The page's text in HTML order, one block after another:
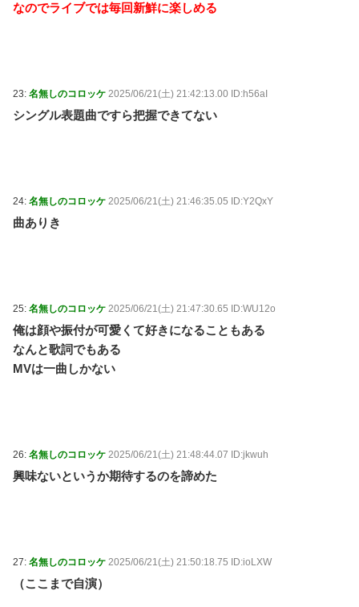
なのでライブでは毎回新鮮に楽しめる
23: 名無しのコロッケ 2025/06/21(土) 21:42:13.00 ID:h56aI
シングル表題曲ですら把握できてない
24: 名無しのコロッケ 2025/06/21(土) 21:46:35.05 ID:Y2QxY
曲ありき
25: 名無しのコロッケ 2025/06/21(土) 21:47:30.65 ID:WU12o
俺は顔や振付が可愛くて好きになることもある
なんと歌詞でもある
MVは一曲しかない
26: 名無しのコロッケ 2025/06/21(土) 21:48:44.07 ID:jkwuh
興味ないというか期待するのを諦めた
27: 名無しのコロッケ 2025/06/21(土) 21:50:18.75 ID:ioLXW
（ここまで自演）